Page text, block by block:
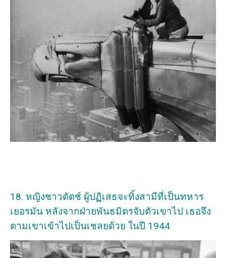
18. หญิงชาวดัตช์ ผู้ปฏิเสธจะทิ้งสามีที่เป็นทหาร
เยอรมัน หลังจากฝ่ายพันธมิตรจับตัวเขาไป เธอจึง
ตามเขาเข้าไปเป็นเชลยด้วย ในปี 1944